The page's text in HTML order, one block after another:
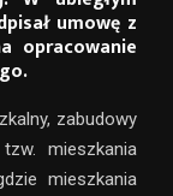
umowę z
opracowanie
zabudowy
mieszkania
mieszkania